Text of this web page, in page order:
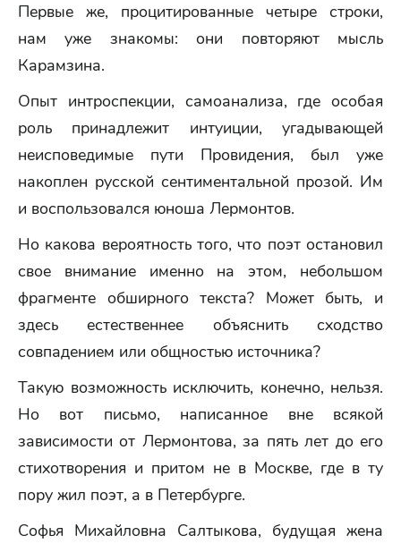
Первые же, процитированные четыре строки,
нам уже знакомы: они повторяют мысль
Карамзина.
Опыт интроспекции, самоанализа, где особая
роль принадлежит интуиции, угадывающей
неисповедимые пути Провидения, был уже
накоплен русской сентиментальной прозой. Им
и воспользовался юноша Лермонтов.
Но какова вероятность того, что поэт остановил
свое внимание именно на этом, небольшом
фрагменте обширного текста? Может быть, и
здесь естественнее объяснить сходство
совпадением или общностью источника?
Такую возможность исключить, конечно, нельзя.
Но вот письмо, написанное вне всякой
зависимости от Лермонтова, за пять лет до его
стихотворения и притом не в Москве, где в ту
пору жил поэт, а в Петербурге.
Софья Михайловна Салтыкова, будущая жена